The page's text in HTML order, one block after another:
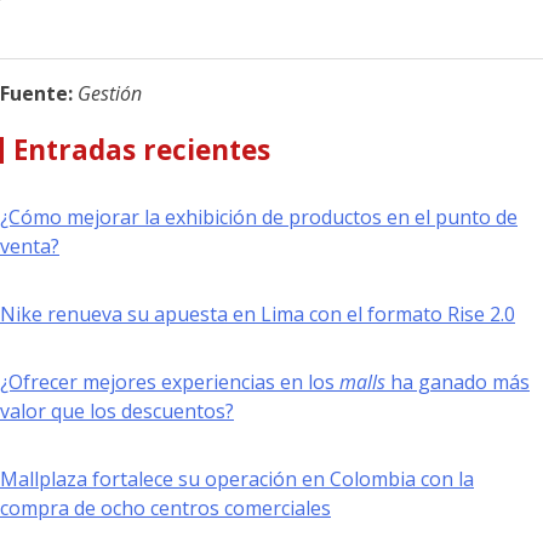
Fuente: Gestión
Entradas recientes
¿Cómo mejorar la exhibición de productos en el punto de
venta?
Nike renueva su apuesta en Lima con el formato Rise 2.0
¿Ofrecer mejores experiencias en los malls ha ganado más
valor que los descuentos?
Mallplaza fortalece su operación en Colombia con la
compra de ocho centros comerciales